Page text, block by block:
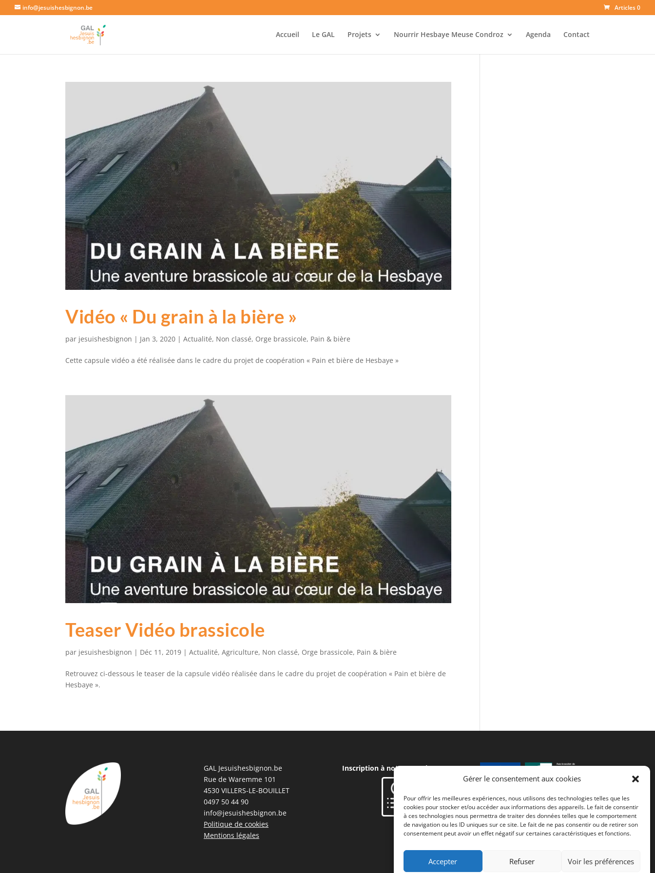
Gérer le consentement aux cookies
Pour offrir les meilleures expériences, nous utilisons des technologies telles que les
cookies pour stocker et/ou accéder aux informations des appareils. Le fait de consentir
à ces technologies nous permettra de traiter des données telles que le comportement
de navigation ou les ID uniques sur ce site. Le fait de ne pas consentir ou de retirer son
consentement peut avoir un effet négatif sur certaines caractéristiques et fonctions.
Accepter Refuser Voir les préférences
info@jesuishesbignon.be Articles 0
Accueil Le GAL Projets Nourrir Hesbaye Meuse Condroz Agenda Contact
Vidéo « Du grain à la bière »
par jesuishesbignon | Jan 3, 2020 |Actualité, Non classé, Orge brassicole, Pain & bière
Cette capsule vidéo a été réalisée dans le cadre du projet de coopération « Pain et bière de Hesbaye »
Teaser Vidéo brassicole
par jesuishesbignon | Déc 11, 2019 |Actualité,Agriculture, Non classé, Orge brassicole, Pain & bière
Retrouvez ci-dessous le teaser de la capsule vidéo réalisée dans le cadre du projet de coopération « Pain et bière de
Hesbaye ».
GAL Jesuishesbignon.be
Rue de Waremme 101
4530 VILLERS-LE-BOUILLET
0497 50 44 90
info@jesuishesbignon.be
Politique de cookies
Mentions légales
Inscription à notre Newsletter
Fonds européen agricole de
développement rural (FEADER) :
L’Europe investit dans les zones
rurales